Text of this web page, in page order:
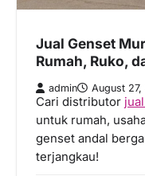
Jual Genset
Rumah, Ruko,
admin August
Cari distributor
untuk rumah,
genset andal
terjangkau!